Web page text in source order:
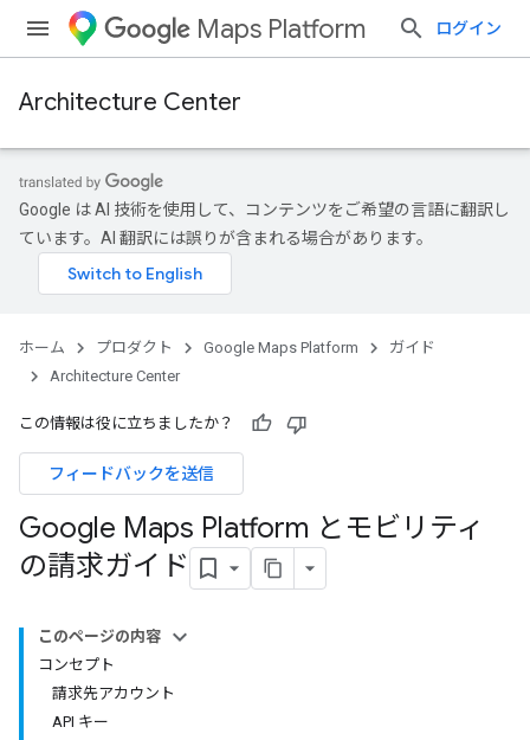
Maps Platform ログイン
Architecture Center
Google は AI 技術を使用して、コンテンツをご希望の言語に翻訳し
ています。AI 翻訳には誤りが含まれる場合があります。
ホーム プロダクト Google Maps Platform
ガイド
Architecture Center
この情報は役に立ちましたか？
フィードバックを送信
Google Maps Platform とモビリティ
の請求ガイド
このページの内容
コンセプト
請求先アカウント
API キー